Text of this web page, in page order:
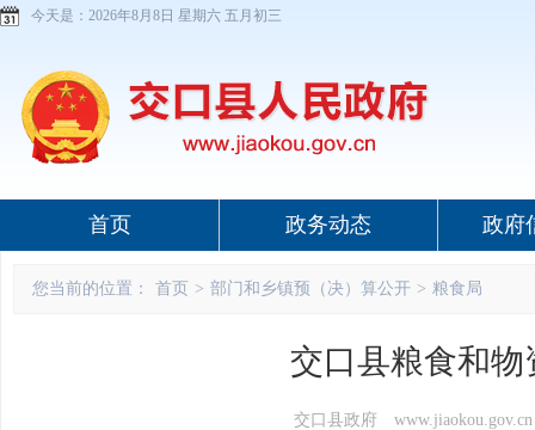
今天是： 2026年8月8日 星期六 五月初三
首页 政务动态 政府
您当前的位置： 首页 > 部门和乡镇预（决）算公开 > 粮食局
交口县粮食和物
交口县政府 www.jiaokou.gov.cn